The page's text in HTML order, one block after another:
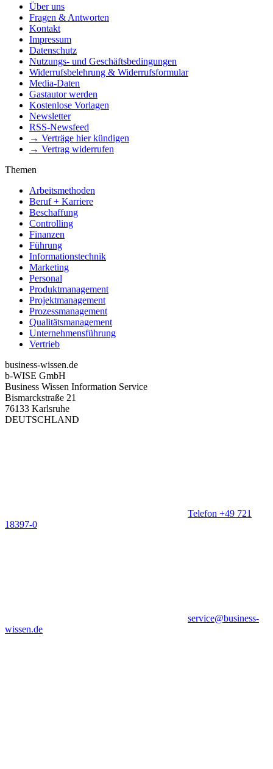
Über uns
Fragen & Antworten
Kontakt
Impressum
Datenschutz
Nutzungs- und Geschäftsbedingungen
Widerrufsbelehrung & Widerrufsformular
Media-Daten
Gastautor werden
Kostenlose Vorlagen
Newsletter
RSS-Newsfeed
→ Verträge hier kündigen
→ Vertrag widerrufen
Themen
Arbeitsmethoden
Beruf + Karriere
Beschaffung
Controlling
Finanzen
Führung
Informationstechnik
Marketing
Personal
Produktmanagement
Projektmanagement
Prozessmanagement
Qualitätsmanagement
Unternehmensführung
Vertrieb
business-wissen.de
b-WISE GmbH
Business Wissen Information Service
Bismarckstraße 21
76133 Karlsruhe
DEUTSCHLAND
Telefon +49 721
18397-0
service@business-
wissen.de